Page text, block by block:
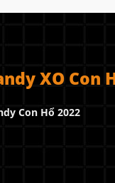
XO Con
Con Hổ 2022